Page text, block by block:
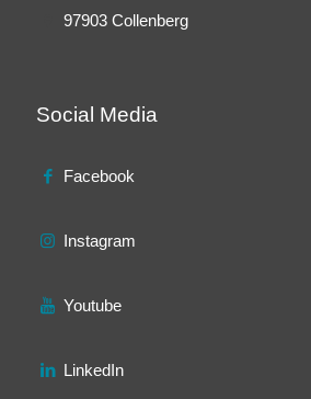
97903 Collenberg
Social Media
Facebook
Instagram
Youtube
LinkedIn